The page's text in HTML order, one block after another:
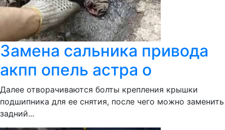
Замена сальника привода
акпп опель астра о
Далее отворачиваются болты крепления крышки
подшипника для ее снятия, после чего можно заменить
задний...